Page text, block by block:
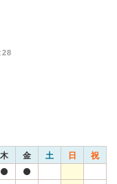
28
木 金 土 日 祝